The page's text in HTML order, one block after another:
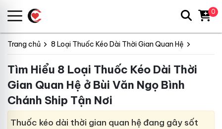
Trang chủ 8 Loại Thuốc Kéo Dài Thời Gian Quan Hệ
Tìm Hiểu 8 Loại Thuốc Kéo Dài Thời
Gian Quan Hệ ở Bùi Văn Ngọ Bình
Chánh Ship Tận Nơi
Thuốc kéo dài thời gian quan hệ đang gây sốt
0